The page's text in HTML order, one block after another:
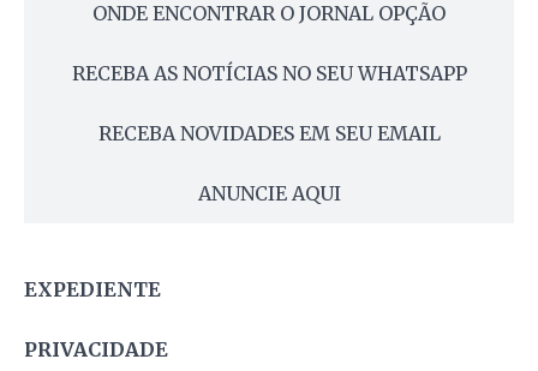
ONDE ENCONTRAR O JORNAL OPÇÃO
RECEBA AS NOTÍCIAS NO SEU WHATSAPP
RECEBA NOVIDADES EM SEU EMAIL
ANUNCIE AQUI
EXPEDIENTE
PRIVACIDADE